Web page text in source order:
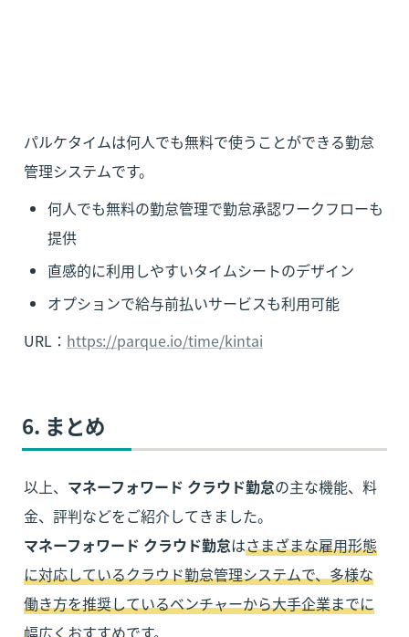
パルケタイムは何人でも無料で使うことができる勤怠
管理システムです。
何人でも無料の勤怠管理で勤怠承認ワークフローも
提供
直感的に利用しやすいタイムシートのデザイン
オプションで給与前払いサービスも利用可能
URL： https://parque.io/time/kintai
6. まとめ
以上、 マネーフォワード クラウド勤怠の主な機能、料
マネーフォワード クラウド勤怠はさまざまな雇用形態
に対応しているクラウド勤怠管理システムで、多様な
働き方を推奨しているベンチャーから大手企業までに